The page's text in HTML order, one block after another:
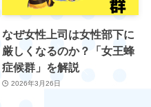
なぜ女性上司は女性部下に
厳しくなるのか？「女王蜂
症候群」を解説
2026年3月26日